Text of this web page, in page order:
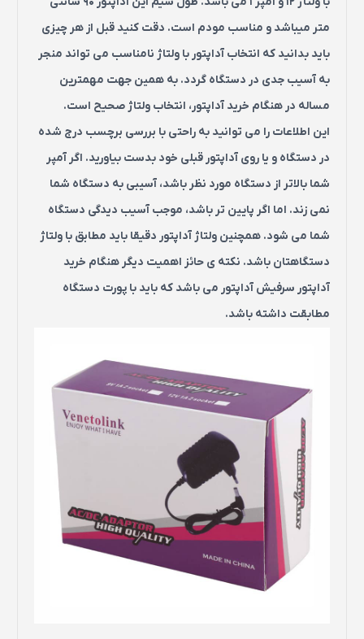
متر میباشد و مناسب مودم است. دقت کنید قبل از هر چیزی
باید بدانید که انتخاب آداپتور با ولتاژ نامناسب می تواند منجر
به آسیب جدی در دستگاه گردد. به همین جهت مهمترین
مساله در هنگام خرید آداپتور، انتخاب ولتاژ صحیح است.
این اطلاعات را می توانید به راحتی با بررسی برچسب درج شده
در دستگاه و یا روی آداپتور قبلی خود بدست بیاورید. اگر آمپر
شما بالاتر از دستگاه مورد نظر باشد، آسیبی به دستگاه شما
نمی زند. اما اگر پایین تر باشد، موجب آسیب دیدگی دستگاه
شما می شود. همچنین ولتاژ آداپتور دقیقا باید مطابق با ولتاژ
دستگاهتان باشد. نکته ی حائز اهمیت دیگر هنگام خرید
آداپتور سرفیش آداپتور می باشد که باید با پورت دستگاه
مطابقت داشته باشد.